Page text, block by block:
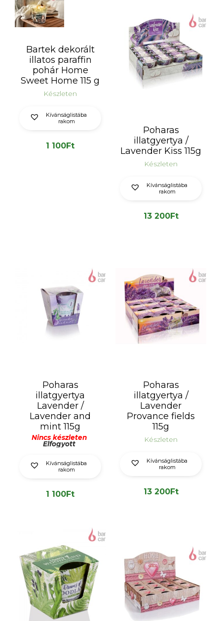
Bartek dekorált
illatos paraffin
pohár Home
Sweet Home 115 g
Készleten
Kívánságlistába
rakom
1 100Ft
Poharas
illatgyertya /
Lavender Kiss 115g
Készleten
Kívánságlistába
rakom
13 200Ft
Poharas
illatgyertya
Lavender /
Lavender and
mint 115g
Nincs készleten
Elfogyott
Kívánságlistába
rakom
1 100Ft
Poharas
illatgyertya /
Lavender
Provance fields
115g
Készleten
Kívánságlistába
rakom
13 200Ft